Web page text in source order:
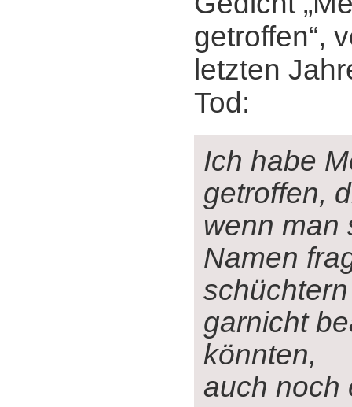
getroffen“,
letzten
Tod:
Ich habe
getroffen,
wenn man
Namen
garnicht
könnten,
auch noch